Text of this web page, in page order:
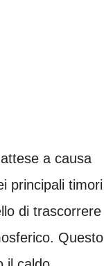
a causa
principali timori
di trascorrere
Questo